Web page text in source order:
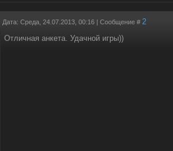
Дата: Среда, 24.07.2013, 00:16 | Сообщение # 2
Отличная анкета. Удачной игры))